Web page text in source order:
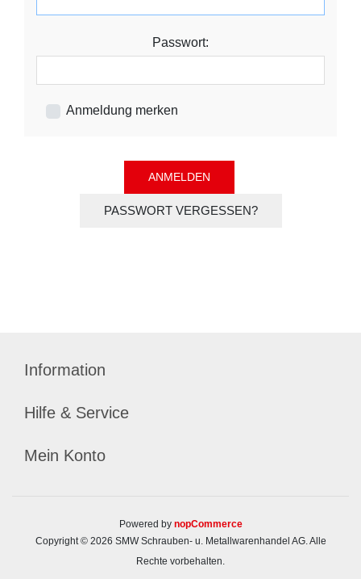
Passwort:
Anmeldung merken
PASSWORT VERGESSEN?
Information
Hilfe & Service
Mein Konto
Powered by nopCommerce
Copyright © 2026 SMW Schrauben- u. Metallwarenhandel AG. Alle
Rechte vorbehalten.